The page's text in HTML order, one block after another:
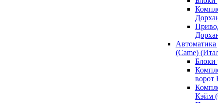
(Came)
Блоки
ворот
Кэйм